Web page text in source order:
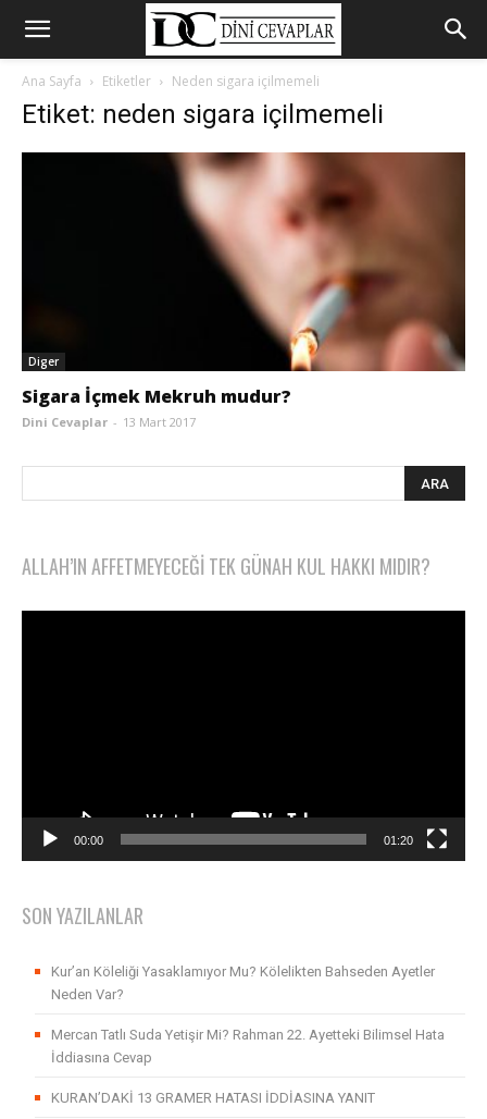
Ana Sayfa Etiketler Neden sigara içilmemeli
Etiket: neden sigara içilmemeli
Diger
Sigara İçmek Mekruh mudur?
Dini Cevaplar - 13 Mart 2017
ALLAH’IN AFFETMEYECEĞI TEK GÜNAH KUL HAKKI MIDIR?
00:00 01:20
SON YAZILANLAR
Kur’an Köleliği Yasaklamıyor Mu? Kölelikten Bahseden Ayetler
Neden Var?
Mercan Tatlı Suda Yetişir Mi? Rahman 22. Ayetteki Bilimsel Hata
İddiasına Cevap
KURAN’DAKİ 13 GRAMER HATASI İDDİASINA YANIT